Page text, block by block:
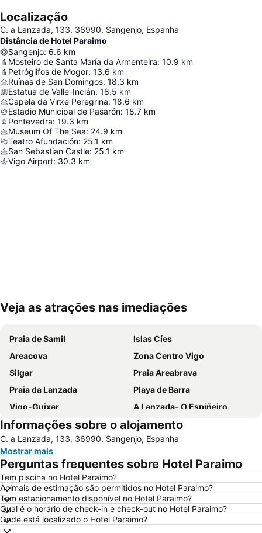
Localização
C. a Lanzada, 133, 36990, Sangenjo, Espanha
Distância de Hotel Paraimo
Sangenjo: 6.6 km
Mosteiro de Santa María da Armenteira: 10.9 km
Petróglifos de Mogor: 13.6 km
Ruínas de San Domingos: 18.3 km
Estatua de Valle-Inclán: 18.5 km
Capela da Virxe Peregrina: 18.6 km
Estadio Municipal de Pasarón: 18.7 km
Pontevedra: 19.3 km
Museum Of The Sea: 24.9 km
Teatro Afundación: 25.1 km
San Sebastian Castle: 25.1 km
Vigo Airport: 30.3 km
Ampliar mapa
Veja as atrações nas imediações
Praia de Samil
Islas Cíes
Areacova
Zona Centro Vigo
Silgar
Praia Areabrava
Praia da Lanzada
Playa de Barra
Vigo-Guixar
A Lanzada- O Espiñeiro
Paseo Marítimo de Baiona
Luz
Barrio de Samil
Recinto Ferial de Vigo
América
Raxó
Patos
Puerto de Baiona
Montalvo
Puerto de Aldán
O Tombo do Gato ou da Fonte
Moledo
Praia de Baltar
Posto de Turismo de Valença do Minho
Informações sobre o alojamento
C. a Lanzada, 133, 36990, Sangenjo, Espanha
Mostrar mais
Perguntas frequentes sobre Hotel Paraimo
Tem piscina no Hotel Paraimo?
Animais de estimação são permitidos no Hotel Paraimo?
Tem estacionamento disponível no Hotel Paraimo?
Qual é o horário de check-in e check-out no Hotel Paraimo?
Onde está localizado o Hotel Paraimo?